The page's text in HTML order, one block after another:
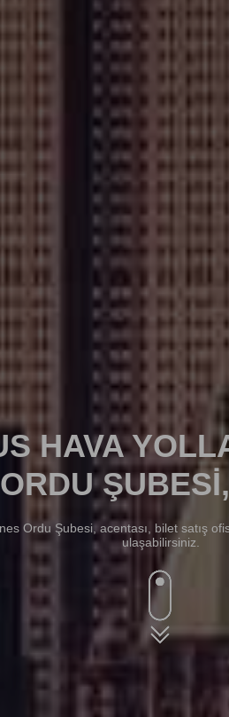
HAVA
ORDU
Ordu Şubesi, acentası, bilet satış
ulaşabilirsiniz.